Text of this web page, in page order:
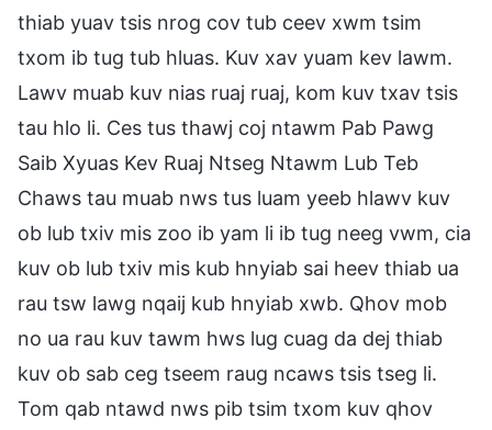
thiab yuav tsis nrog cov tub ceev xwm tsim
txom ib tug tub hluas. Kuv xav yuam kev lawm.
Lawv muab kuv nias ruaj ruaj, kom kuv txav tsis
tau hlo li. Ces tus thawj coj ntawm Pab Pawg
Saib Xyuas Kev Ruaj Ntseg Ntawm Lub Teb
Chaws tau muab nws tus luam yeeb hlawv kuv
ob lub txiv mis zoo ib yam li ib tug neeg vwm, cia
kuv ob lub txiv mis kub hnyiab sai heev thiab ua
rau tsw lawg nqaij kub hnyiab xwb. Qhov mob
no ua rau kuv tawm hws lug cuag da dej thiab
kuv ob sab ceg tseem raug ncaws tsis tseg li.
Tom qab ntawd nws pib tsim txom kuv qhov